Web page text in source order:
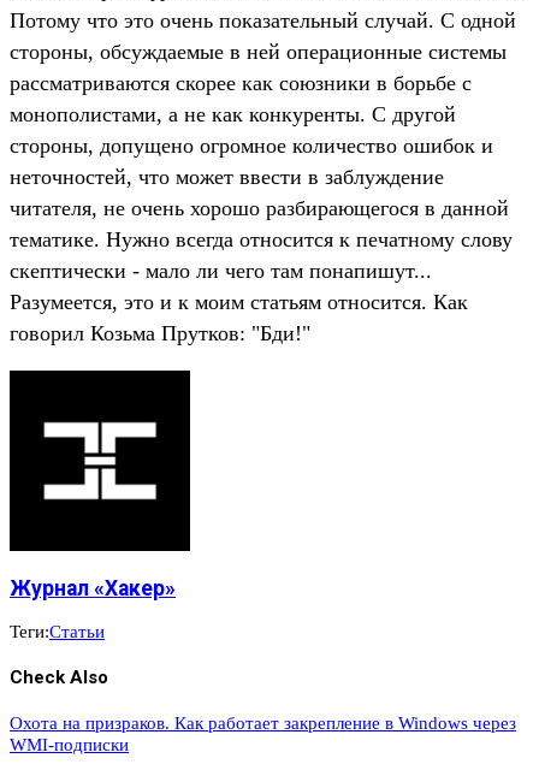
Потому что это очень показательный случай. С одной
стороны, обсуждаемые в ней операционные системы
рассматриваются скорее как союзники в борьбе с
монополистами, а не как конкуренты. С другой
стороны, допущено огромное количество ошибок и
неточностей, что может ввести в заблуждение
читателя, не очень хорошо разбирающегося в данной
тематике. Нужно всегда относится к печатному слову
скептически - мало ли чего там понапишут...
Разумеется, это и к моим статьям относится. Как
говорил Козьма Прутков: "Бди!"
Журнал «Хакер»
Теги:Статьи
Check Also
Охота на призраков. Как работает закрепление в Windows через
WMI-подписки